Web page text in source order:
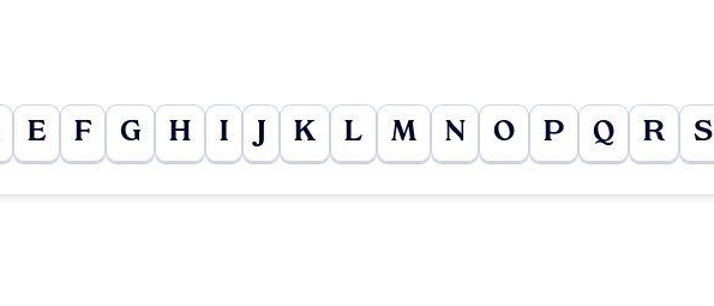
E F G H I J K L M N O P Q R S